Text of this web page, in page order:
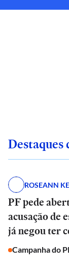
Destaques
ROSEANN
PF pede
acusação de
já negou ter
Campanha do